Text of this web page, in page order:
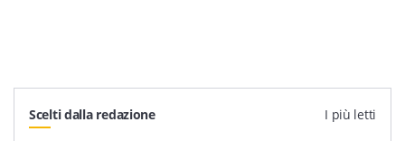
Scelti dalla redazione I più letti